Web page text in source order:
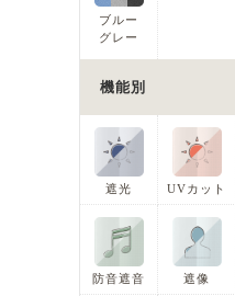
ブルー
グレー
機能別
遮光 UVカット
防音遮音 遮像